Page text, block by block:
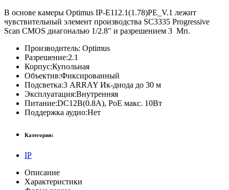
В основе камеры Optimus IP-E112.1(1.78)PE_V.1 лежит
чувствительный элемент производства SC3335 Progressive
Scan CMOS диагональю 1/2.8" и разрешением 3 Мп.
Производитель: Optimus
Разрешение:2.1
Корпус:Купольная
Объектив:Фиксированный
Подсветка:3 ARRAY Ик-диода до 30 м
Эксплуатация:Внутренняя
Питание:DC12В(0.8А), PoE макс. 10Вт
Поддержка аудио:Нет
Категория:
IP
Описание
Характеристики